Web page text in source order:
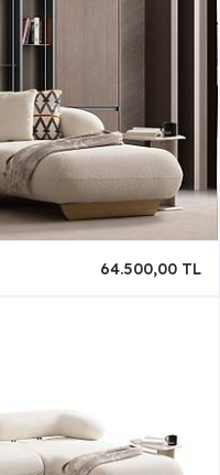
64.500,00 TL